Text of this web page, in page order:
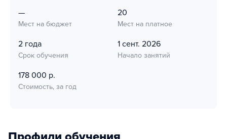
—
Мест на бюджет
20
Мест на платное
2 года
Срок обучения
1 сент. 2026
Начало занятий
178 000 р.
Стоимость, за год